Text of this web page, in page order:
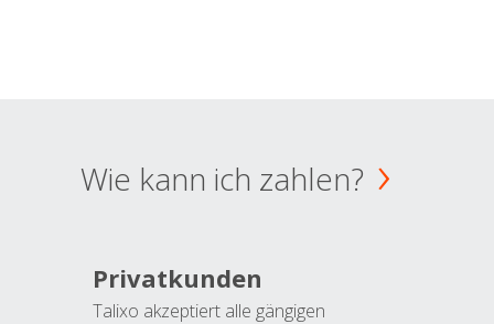
Wie kann ich zahlen?
Privatkunden
Talixo akzeptiert alle gängigen